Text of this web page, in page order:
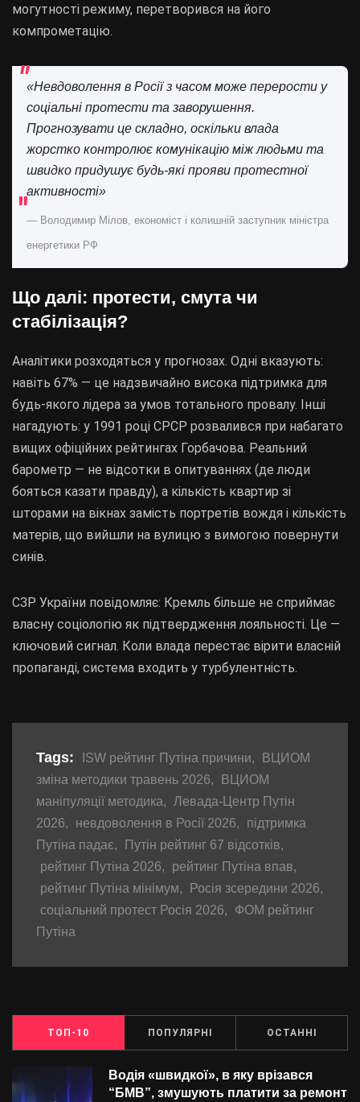
могутності режиму, перетворився на його
компрометацію.
«Невдоволення в Росії з часом може перерости у
соціальні протести та заворушення.
Прогнозувати це складно, оскільки влада
жорстко контролює комунікацію між людьми та
швидко придушує будь-які прояви протестної
активності»
— Володимир Мілов, економіст і колишній заступник міністра
енергетики РФ
Що далі: протести, смута чи
стабілізація?
Аналітики розходяться у прогнозах. Одні вказують:
навіть 67% — це надзвичайно висока підтримка для
будь-якого лідера за умов тотального провалу. Інші
нагадують: у 1991 році СРСР розвалився при набагато
вищих офіційних рейтингах Горбачова. Реальний
барометр — не відсотки в опитуваннях (де люди
бояться казати правду), а кількість квартир зі
шторами на вікнах замість портретів вождя і кількість
матерів, що вийшли на вулицю з вимогою повернути
синів.
СЗР України повідомляє: Кремль більше не сприймає
власну соціологію як підтвердження лояльності. Це —
ключовий сигнал. Коли влада перестає вірити власній
пропаганді, система входить у турбулентність.
Tags: ISW рейтинг Путіна причини,
ВЦИОМ
зміна методики травень 2026,
ВЦИОМ
маніпуляції методика,
Левада-Центр Путін
2026, невдоволення в Росії 2026,
підтримка
Путіна падає, Путін рейтинг 67 відсотків,
рейтинг Путіна 2026, рейтинг Путіна впав,
рейтинг Путіна мінімум, Росія зсередини 2026,
соціальний протест Росія 2026,
ФОМ рейтинг
Путіна
ТОП-10 ПОПУЛЯРНІ ОСТАННІ
Водія «швидкої», в яку врізався
“БMВ”, змушують платити за ремонт